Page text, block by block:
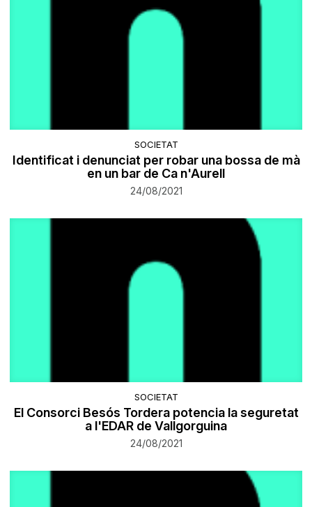
SOCIETAT
Identificat i denunciat per robar una bossa de mà
en un bar de Ca n'Aurell
24/08/2021
SOCIETAT
El Consorci Besós Tordera potencia la seguretat
a l'EDAR de Vallgorguina
24/08/2021